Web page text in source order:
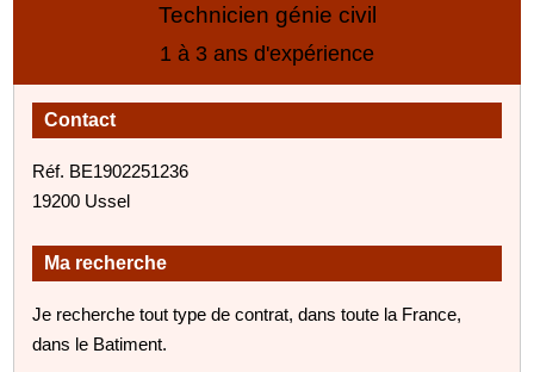
Technicien génie civil
1 à 3 ans d'expérience
Contact
Réf. BE1902251236
19200 Ussel
Ma recherche
Je recherche tout type de contrat, dans toute la France,
dans le Batiment.